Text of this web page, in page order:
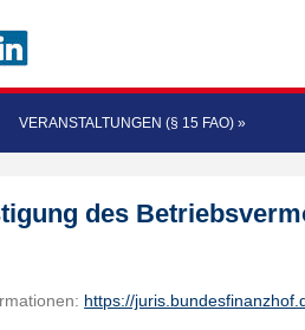
VERANSTALTUNGEN (§ 15 FAO) »
des
https://